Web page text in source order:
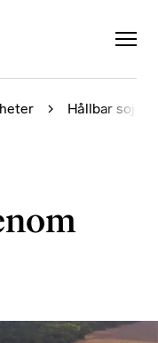
Hållbar soja